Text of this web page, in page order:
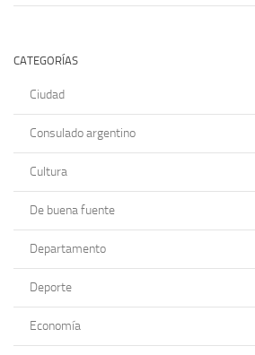
CATEGORÍAS
Ciudad
Consulado argentino
Cultura
De buena fuente
Departamento
Deporte
Economía